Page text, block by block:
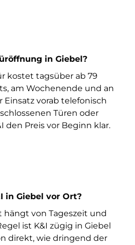
in Giebel?
kostet tagsüber ab 79
am Wochenende und an
Einsatz vorab telefonisch
Türen oder
den Preis vor Beginn klar.
in Giebel vor Ort?
hängt von Tageszeit und
ist K&I zügig in Giebel
direkt, wie dringend der